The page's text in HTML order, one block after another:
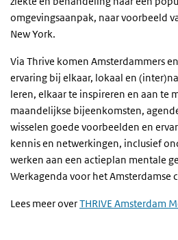
omgevingsaanpak, naar voorbeeld
New York.
Via Thrive komen Amsterdammers
ervaring bij elkaar, lokaal en
leren, elkaar te inspireren en aan te
maandelijkse bijeenkomsten,
wisselen goede voorbeelden en
kennis en netwerkingen, inclusief
werken aan een actieplan mentale
Werkagenda voor het Amsterdamse
Lees meer overTHRIVE Amsterdam